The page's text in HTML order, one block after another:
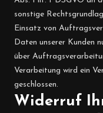
sonstige
Einsatz von
Daten unserer Kunden
über
Verarbeitung wird ein
geschlossen.
Widerruf